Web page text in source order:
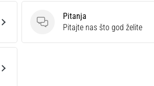
Pitanja
Pitanja
Pitajte nas što god želite